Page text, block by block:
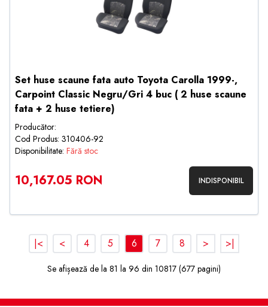
Set huse scaune fata auto Toyota Carolla 1999-,
Carpoint Classic Negru/Gri 4 buc ( 2 huse scaune
fata + 2 huse tetiere)
Producător:
Cod Produs: 310406-92
Disponibilitate: Fără stoc
10,167.05 RON INDISPONIBIL
|< < 4 5 6 7 8 > >|
Se afișează de la 81 la 96 din 10817 (677 pagini)